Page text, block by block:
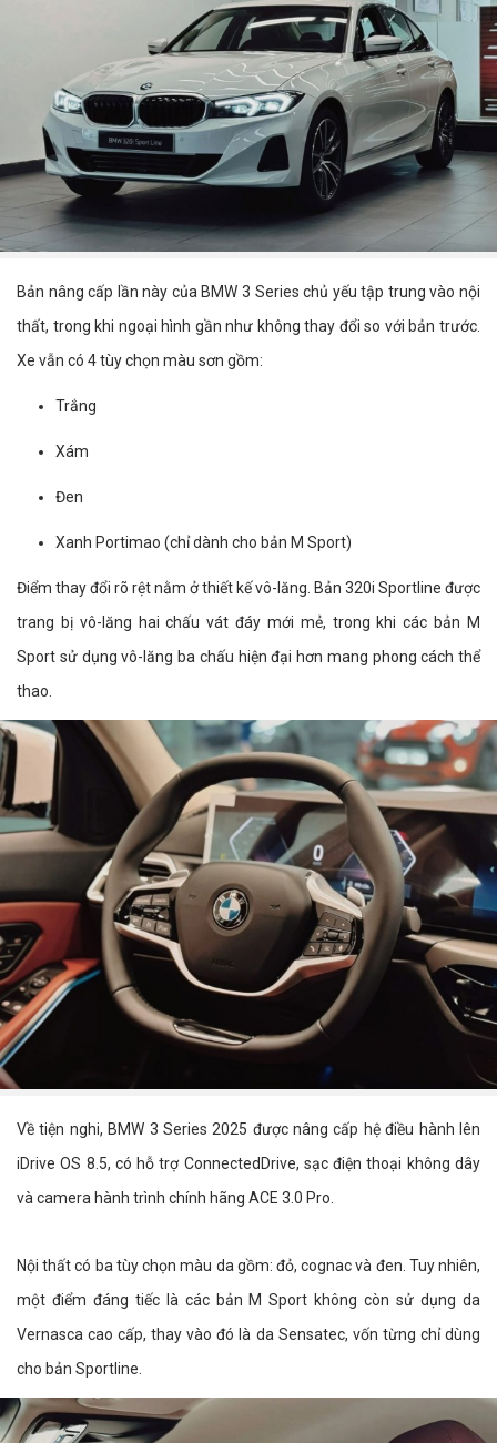
Bản nâng cấp lần này của BMW 3 Series chủ yếu tập trung vào nội
thất, trong khi ngoại hình gần như không thay đổi so với bản trước.
Xe vẫn có 4 tùy chọn màu sơn gồm:
Trắng
Xám
Đen
Xanh Portimao (chỉ dành cho bản M Sport)
Điểm thay đổi rõ rệt nằm ở thiết kế vô-lăng. Bản 320i Sportline được
trang bị vô-lăng hai chấu vát đáy mới mẻ, trong khi các bản M
Sport sử dụng vô-lăng ba chấu hiện đại hơn mang phong cách thể
thao.
Về tiện nghi, BMW 3 Series 2025 được nâng cấp hệ điều hành lên
iDrive OS 8.5, có hỗ trợ ConnectedDrive, sạc điện thoại không dây
và camera hành trình chính hãng ACE 3.0 Pro.
Nội thất có ba tùy chọn màu da gồm: đỏ, cognac và đen. Tuy nhiên,
một điểm đáng tiếc là các bản M Sport không còn sử dụng da
Vernasca cao cấp, thay vào đó là da Sensatec, vốn từng chỉ dùng
cho bản Sportline.